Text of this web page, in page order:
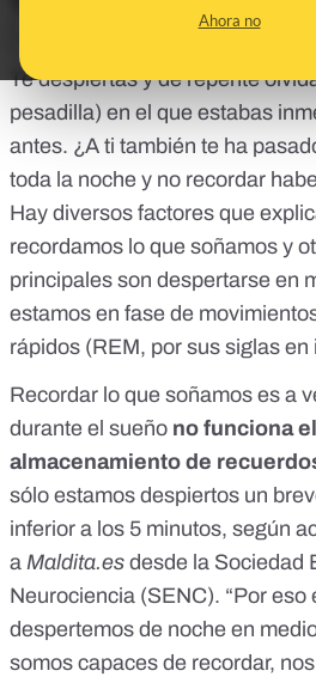
Ahora no
Te despiertas y de repente
pesadilla) en el que estabas
antes. ¿A ti también te ha
toda la noche y no recordar
Hay diversos factores que
recordamos lo que soñamos y
principales son despertarse en
estamos en fase de
rápidos (REM, por sus siglas en
Recordar lo que soñamos es a
durante el sueño no funciona
almacenamiento de
sólo estamos despiertos un
inferior a los 5 minutos, según
a Maldita.es desde la Sociedad
Neurociencia (SENC). “Por eso
despertemos de noche en
somos capaces de recordar,